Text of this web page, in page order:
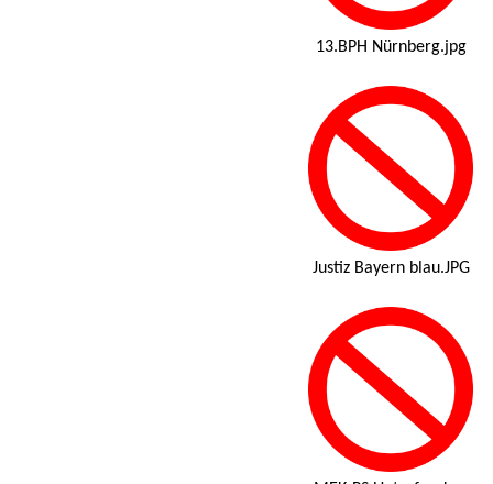
13.BPH Nürnberg.jpg
Justiz Bayern blau.JPG